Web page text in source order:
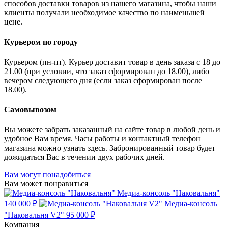
способов доставки товаров из нашего магазина, чтобы наши
клиенты получали необходимое качество по наименьшей
цене.
Курьером по городу
Курьером (пн-пт). Курьер доставит товар в день заказа с 18 до
21.00 (при условии, что заказ сформирован до 18.00), либо
вечером следующего дня (если заказ сформирован после
18.00).
Самовывозом
Вы можете забрать заказанный на сайте товар в любой день и
удобное Вам время. Часы работы и контактный телефон
магазина можно узнать здесь. Забронированный товар будет
дожидаться Вас в течении двух рабочих дней.
Вам могут понадобиться
Вам может понравиться
Медиа-консоль "Наковальня"
140 000 ₽
Медиа-консоль
"Наковальня V2" 95 000 ₽
Компания